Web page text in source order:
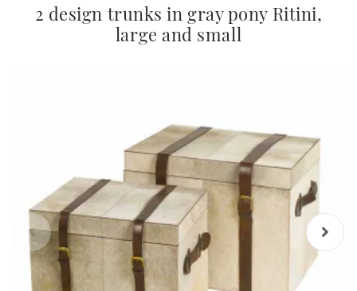
2 design trunks in gray pony Ritini,
large and small